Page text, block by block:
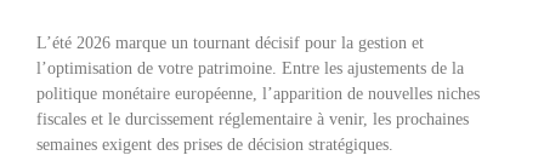
L’été 2026 marque un tournant décisif pour la gestion et
l’optimisation de votre patrimoine. Entre les ajustements de la
politique monétaire européenne, l’apparition de nouvelles niches
fiscales et le durcissement réglementaire à venir, les prochaines
semaines exigent des prises de décision stratégiques.